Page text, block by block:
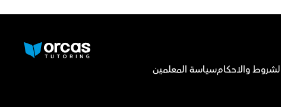
والاحكامسياسة المعلمين